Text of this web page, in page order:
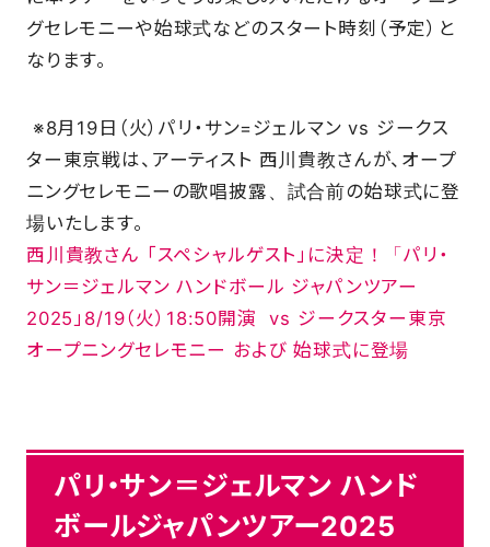
グセレモニーや始球式などのスタート時刻（予定）と
なります。
※8月19日（火）パリ・サン=ジェルマン vs ジークス
ター東京戦は、アーティスト 西川貴教さんが、オープ
ニングセレモニーの歌唱披露、試合前の始球式に登
場いたします。
西川貴教さん 「スペシャルゲスト」に決定！「パリ・
サン＝ジェルマン ハンドボール ジャパンツアー
2025」8/19（火）18:50開演 vs ジークスター東京
オープニングセレモニー および 始球式に登場
パリ・サン＝ジェルマン ハンド
ボールジャパンツアー2025